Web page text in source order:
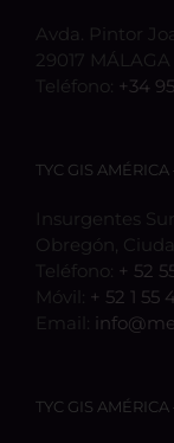
Avda. Pintor
29017 MÁLAGA
Teléfono: +34
TYC GIS
Insurgentes
Obregón,
Teléfono: + 52
Móvil: + 52 1 55
Email:
TYC GIS